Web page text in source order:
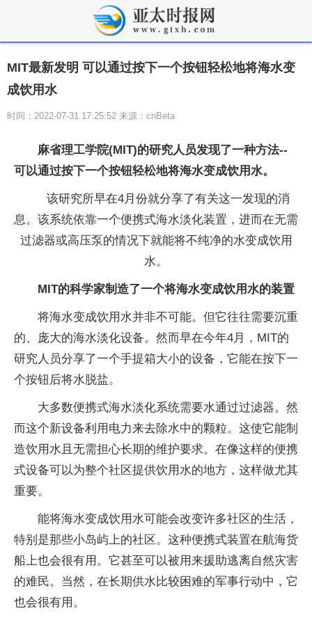
MIT最新发明 可以通过按下一个按钮轻松地将海水变
成饮用水
时间：2022-07-31 17:25:52 来源：cnBeta
麻省理工学院(MIT)的研究人员发现了一种方法--
可以通过按下一个按钮轻松地将海水变成饮用水。
该研究所早在4月份就分享了有关这一发现的消
息。该系统依靠一个便携式海水淡化装置，进而在无需
过滤器或高压泵的情况下就能将不纯净的水变成饮用
水。
MIT的科学家制造了一个将海水变成饮用水的装置
将海水变成饮用水并非不可能。但它往往需要沉重
的、庞大的海水淡化设备。然而早在今年4月，MIT的
研究人员分享了一个手提箱大小的设备，它能在按下一
个按钮后将水脱盐。
大多数便携式海水淡化系统需要水通过过滤器。然
而这个新设备利用电力来去除水中的颗粒。这使它能制
造饮用水且无需担心长期的维护要求。在像这样的便携
式设备可以为整个社区提供饮用水的地方，这样做尤其
重要。
能将海水变成饮用水可能会改变许多社区的生活，
特别是那些小岛屿上的社区。这种便携式装置在航海货
船上也会很有用。它甚至可以被用来援助逃离自然灾害
的难民。当然，在长期供水比较困难的军事行动中，它
也会很有用。